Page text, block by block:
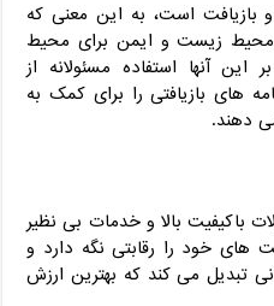
و بازیافت است، به این معنی که
محیط زیست و ایمن برای محیط
آنها استفاده مسئولانه از
های بازیافتی را برای کمک به
دهند.
باکیفیت بالا و خدمات بی نظیر
خود را رقابتی نگه دارد و
تبدیل می کند که بهترین ارزش